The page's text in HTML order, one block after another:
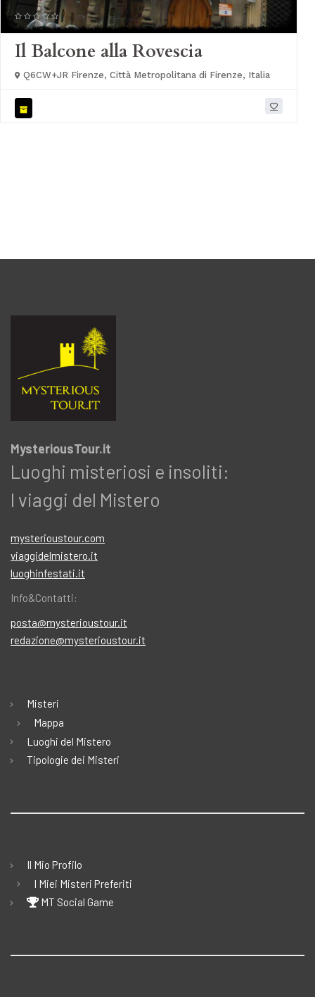
Il Balcone alla Rovescia
Q6CW+JR Firenze, Città Metropolitana di Firenze, Italia
MysteriousTour.it
Luoghi misteriosi e insoliti:
I viaggi del Mistero
mysterioustour.com
viaggidelmistero.it
luoghinfestati.it
Info&Contatti:
posta@mysterioustour.it
redazione@mysterioustour.it
Misteri
Mappa
Luoghi del Mistero
Tipologie dei Misteri
Il Mio Profilo
I Miei Misteri Preferiti
MT Social Game